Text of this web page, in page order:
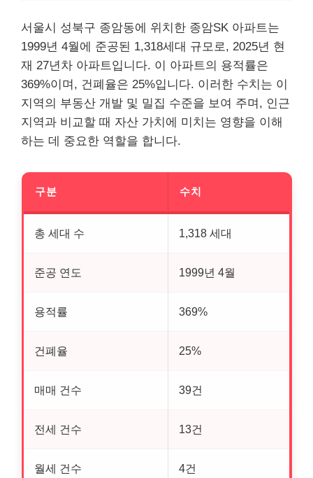
서울시 성북구 종암동에 위치한 종암SK 아파트는
1999년 4월에 준공된 1,318세대 규모로, 2025년 현
재 27년차 아파트입니다. 이 아파트의 용적률은
369%이며, 건폐율은 25%입니다. 이러한 수치는 이
지역의 부동산 개발 및 밀집 수준을 보여 주며, 인근
지역과 비교할 때 자산 가치에 미치는 영향을 이해
하는 데 중요한 역할을 합니다.
구분 수치
총 세대 수 1,318 세대
준공 연도 1999년 4월
용적률 369%
건폐율 25%
매매 건수 39건
전세 건수 13건
월세 건수 4건